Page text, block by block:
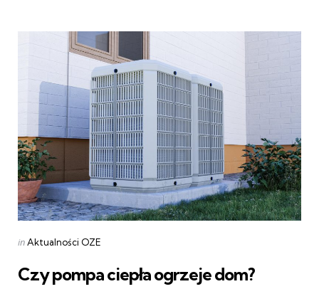
Categories
Posted
inAktualności OZE
Czy pompa ciepła ogrzeje dom?